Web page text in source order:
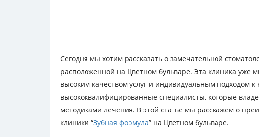
Сегодня мы хотим рассказать о замечательной
расположенной на Цветном бульваре. Эта клиника уже
высоким качеством услуг и индивидуальным подходом к
высококвалифицированные специалисты, которые
методиками лечения. В этой статье мы расскажем о
клиники “Зубная формула” на Цветном бульваре.